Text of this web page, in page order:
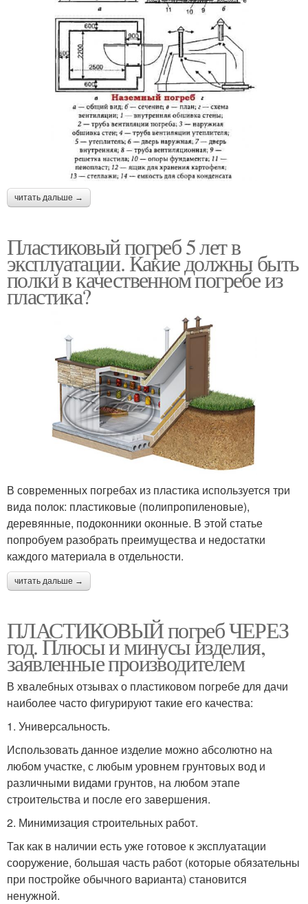
читать дальше →
Пластиковый погреб 5 лет в
эксплуатации. Какие должны быть
полки в качественном погребе из
пластика?
В современных погребах из пластика используется три
вида полок: пластиковые (полипропиленовые),
деревянные, подоконники оконные. В этой статье
попробуем разобрать преимущества и недостатки
каждого материала в отдельности.
читать дальше →
ПЛАСТИКОВЫЙ погреб ЧЕРЕЗ
год. Плюсы и минусы изделия,
заявленные производителем
В хвалебных отзывах о пластиковом погребе для дачи
наиболее часто фигурируют такие его качества:
1. Универсальность.
Использовать данное изделие можно абсолютно на
любом участке, с любым уровнем грунтовых вод и
различными видами грунтов, на любом этапе
строительства и после его завершения.
2. Минимизация строительных работ.
Так как в наличии есть уже готовое к эксплуатации
сооружение, большая часть работ (которые обязательны
при постройке обычного варианта) становится
ненужной.